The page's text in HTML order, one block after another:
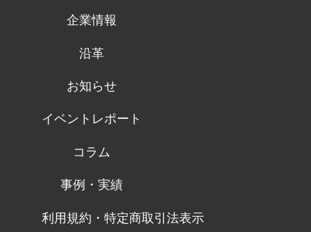
企業情報
沿革
お知らせ
イベントレポート
コラム
事例・実績
利用規約・特定商取引法表示